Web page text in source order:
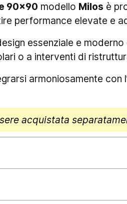
90x90 modello Milos è
performance elevate e
essenziale e moderno
o a interventi di
armoniosamente
acquistata